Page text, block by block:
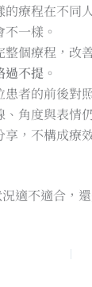
的療程在不同
一樣。
個療程，改
不提。
患者的前後對
、角度與表情
享，不構成療
適不適合，